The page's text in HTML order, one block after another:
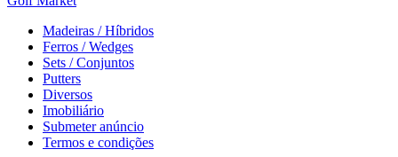
Madeiras / Híbridos
Ferros / Wedges
Sets / Conjuntos
Putters
Diversos
Imobiliário
Submeter anúncio
Termos e condições